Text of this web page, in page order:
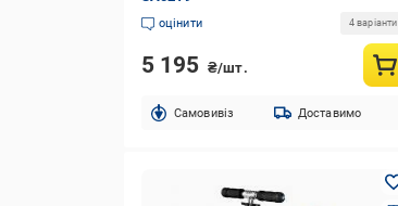
оцінити 4 варіанти
5 195 ₴/шт.
Cамовивіз Доставимо